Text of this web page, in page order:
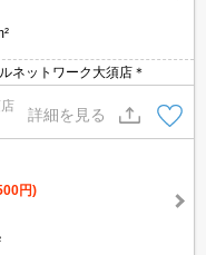
ネットワーク大須店＊
詳細を見る
円)